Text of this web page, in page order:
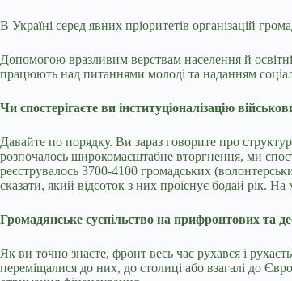
В Україні серед явних пріоритетів організацій
Допомогою вразливим верствам населення й
працюють над питаннями молоді та наданням
Чи спостерігаєте ви інституціоналізацію
Давайте по порядку. Ви зараз говорите про
розпочалось широкомасштабне вторгнення, ми
реєструвалось 3700-4100 громадських
сказати, який відсоток з них проіснує бодай рік.
Громадянське суспільство на прифронтових та
Як ви точно знаєте, фронт весь час рухався і
переміщалися до них, до столиці або взагалі до